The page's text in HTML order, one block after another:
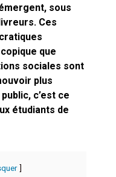
générative :
pas le
sous
Ces
que
sociales sont
plus
c’est ce
étudiants de